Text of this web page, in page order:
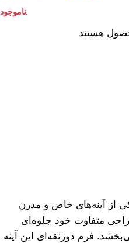
هستند
از آینه‌های خاص و مدرن
متفاوت خود جلوه‌ای
فرم ذوزنقه‌ای این آینه